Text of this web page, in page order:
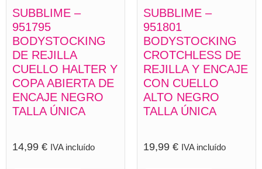
SUBBLIME –
951795
BODYSTOCKING
DE REJILLA
CUELLO HALTER Y
COPA ABIERTA DE
ENCAJE NEGRO
TALLA ÚNICA
14,99 € IVA incluído
SUBBLIME –
951801
BODYSTOCKING
CROTCHLESS DE
REJILLA Y ENCAJE
CON CUELLO
ALTO NEGRO
TALLA ÚNICA
19,99 € IVA incluído